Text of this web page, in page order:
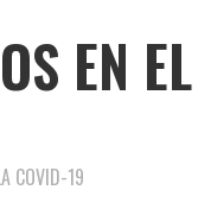
EN EL
COVID-19